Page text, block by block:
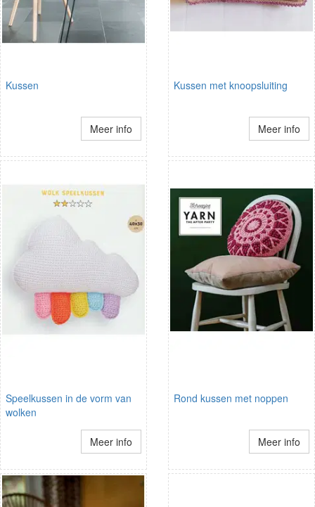
Kussen
Meer info
Kussen met knoopsluiting
Meer info
Speelkussen in de vorm van
wolken
Meer info
Rond kussen met noppen
Meer info